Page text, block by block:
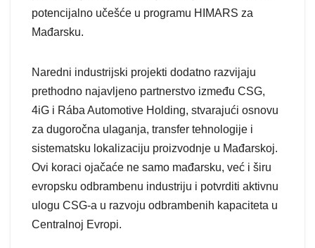
potencijalno učešće u programu HIMARS za
Mađarsku.
Naredni industrijski projekti dodatno razvijaju
prethodno najavljeno partnerstvo između CSG,
4iG i Rába Automotive Holding, stvarajući osnovu
za dugoročna ulaganja, transfer tehnologije i
sistematsku lokalizaciju proizvodnje u Mađarskoj.
Ovi koraci ojačaće ne samo mađarsku, već i širu
evropsku odbrambenu industriju i potvrditi aktivnu
ulogu CSG-a u razvoju odbrambenih kapaciteta u
Centralnoj Evropi.